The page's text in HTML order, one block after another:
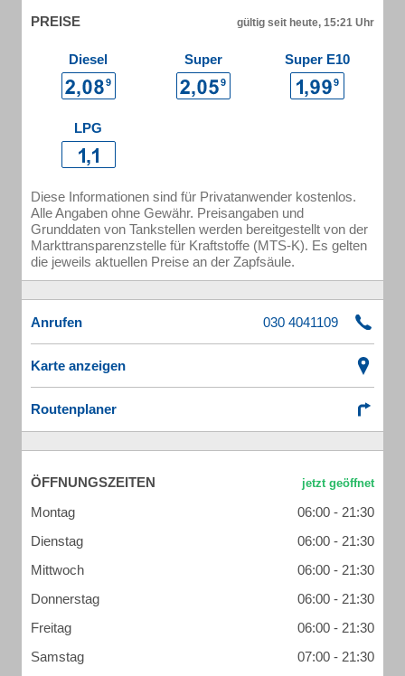
PREISE gültig seit heute, 15:21 Uhr
Diesel Super Super E10
LPG
Diese Informationen sind für Privatanwender kostenlos.
Alle Angaben ohne Gewähr. Preisangaben und
Grunddaten von Tankstellen werden bereitgestellt von der
Markttransparenzstelle für Kraftstoffe (MTS-K). Es gelten
die jeweils aktuellen Preise an der Zapfsäule.
Anrufen
Karte anzeigen
Routenplaner
ÖFFNUNGSZEITEN
Montag
06:00 - 21:30
Dienstag
06:00 - 21:30
Mittwoch
06:00 - 21:30
Donnerstag
06:00 - 21:30
Freitag
06:00 - 21:30
Samstag
07:00 - 21:30